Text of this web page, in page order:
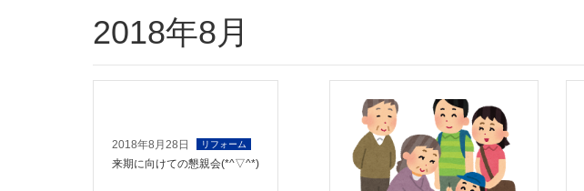
2018年8月
2018年8月28日 リフォーム
来期に向けての懇親会(*^▽^*)